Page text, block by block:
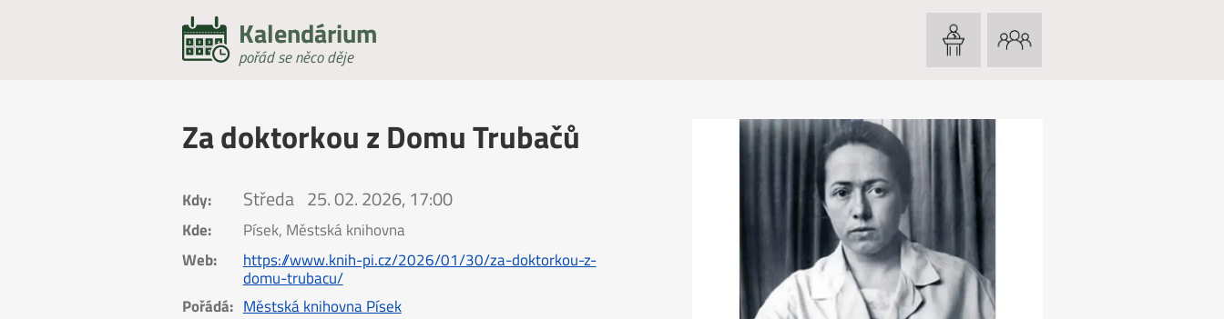
Kalendárium
pořád se něco děje
Za doktorkou z Domu Trubačů
Kdy: Středa 25. 02. 2026, 17:00
Kde:
Písek, Městská knihovna
Web:
https://www.knih-pi.cz/2026/01/30/za-doktorkou-z-
domu-trubacu/
Pořádá: Městská knihovna Písek